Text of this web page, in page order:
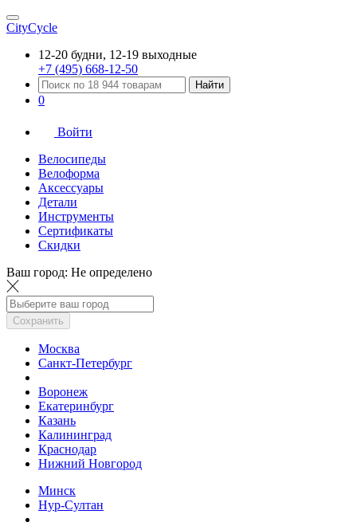
CityCycle
12-20 будни, 12-19 выходные
+7 (495) 668-12-50
Найти
0
Войти
Велосипеды
Велоформа
Аксессуары
Детали
Инструменты
Сертификаты
Скидки
Ваш город: Не определено
Сохранить
Москва
Санкт-Петербург
Воронеж
Екатеринбург
Казань
Калининград
Краснодар
Нижний Новгород
Минск
Нур-Султан